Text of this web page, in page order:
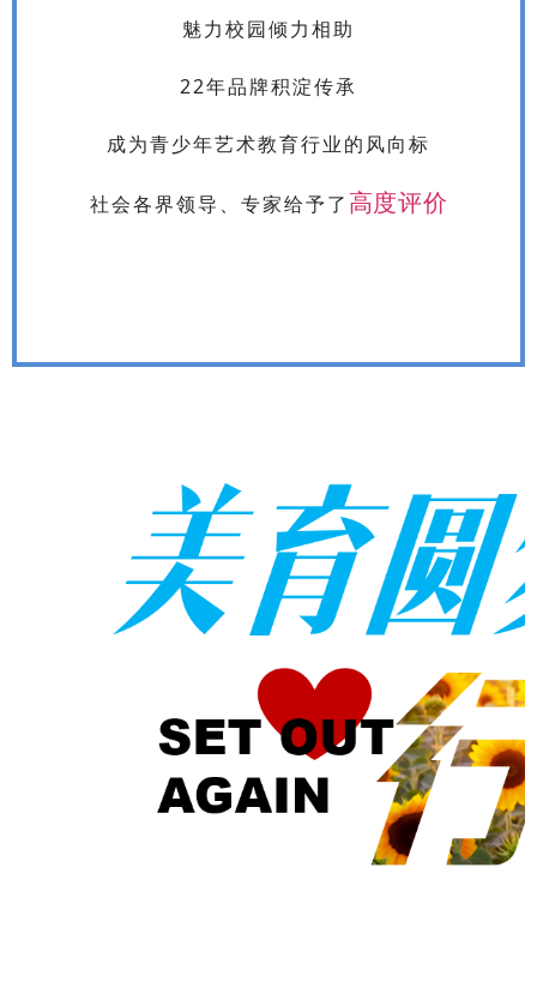
魅力校园倾力相助
22年品牌积淀传承
成为青少年艺术教育行业的风向标
社会各界领导、专家给予了 高度评价